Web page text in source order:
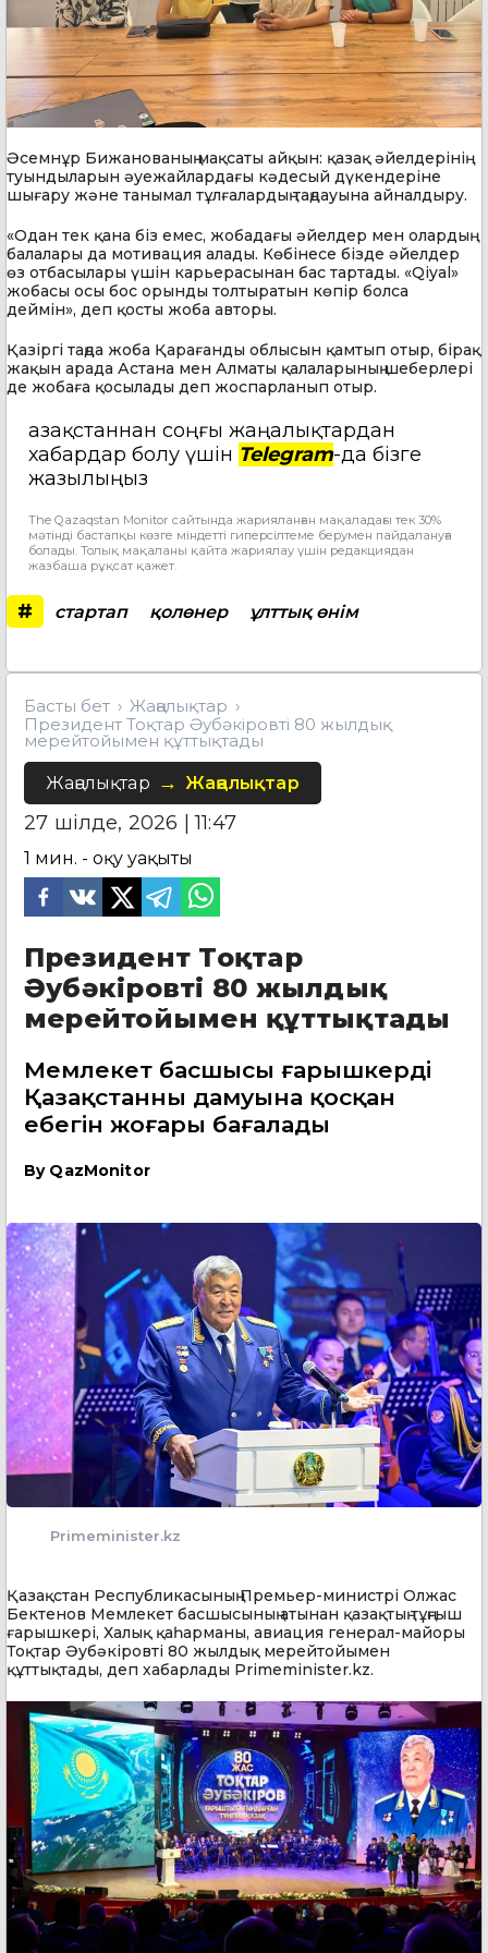
Әсемнұр Бижанованың мақсаты айқын: қазақ әйелдерінің
туындыларын әуежайлардағы кәдесый дүкендеріне
шығару және танымал тұлғалардың таңдауына айналдыру.
«Одан тек қана біз емес, жобадағы әйелдер мен олардың
балалары да мотивация алады. Көбінесе бізде әйелдер
өз отбасылары үшін карьерасынан бас тартады. «Qiyal»
жобасы осы бос орынды толтыратын көпір болса
деймін», деп қосты жоба авторы.
Қазіргі таңда жоба Қарағанды облысын қамтып отыр, бірақ
жақын арада Астана мен Алматы қалаларының шеберлері
де жобаға қосылады деп жоспарланып отыр.
Қазақстаннан соңғы жаңалықтардан
хабардар болу үшін Telegram-да бізге
жазылыңыз
The Qazaqstan Monitor сайтында жарияланған мақаладағы тек 30%
мәтінді бастапқы көзге міндетті гиперсілтеме берумен пайдалануға
болады. Толық мақаланы қайта жариялау үшін редакциядан
жазбаша рұқсат қажет.
# стартап қолөнер ұлттық өнім
Басты бет
Жаңалықтар
Президент Тоқтар Әубәкіровті 80 жылдық
мерейтойымен құттықтады
Жаңалықтар Жаңалықтар
27 шілде, 2026 | 11:47
1 мин. - оқу уақыты
Президент Тоқтар
Әубәкіровті 80 жылдық
мерейтойымен құттықтады
Мемлекет басшысы ғарышкердің
Қазақстанның дамуына қосқан
еңбегін жоғары бағалады
By QazMonitor
Primeminister.kz
Қазақстан Республикасының Премьер-министрі Олжас
Бектенов Мемлекет басшысының атынан қазақтың тұңғыш
ғарышкері, Халық қаһарманы, авиация генерал-майоры
Тоқтар Әубәкіровті 80 жылдық мерейтойымен
құттықтады, деп хабарлады Primeminister.kz.